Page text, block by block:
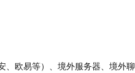
、欧易等）、境外服务器、境外